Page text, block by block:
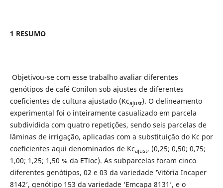
1 RESUMO
Objetivou-se com esse trabalho avaliar diferentes
genótipos de café Conilon sob ajustes de diferentes
coeficientes de cultura ajustado (Kcajust). O delineamento
experimental foi o inteiramente casualizado em parcela
subdividida com quatro repetições, sendo seis parcelas de
lâminas de irrigação, aplicadas com a substituição do Kc por
coeficientes aqui denominados de Kcajust, (0,25; 0,50; 0,75;
1,00; 1,25; 1,50 % da ETloc). As subparcelas foram cinco
diferentes genótipos, 02 e 03 da variedade ‘Vitória Incaper
8142’, genótipo 153 da variedade ‘Emcapa 8131’, e o